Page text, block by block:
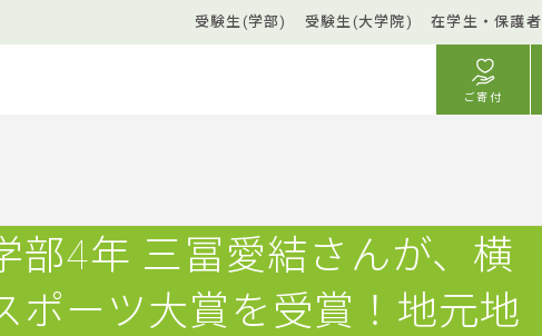
受験生(学部) 受験生(大学院) 在学生・保護者
ご寄付
部4年 三冨愛結さんが、横
ポーツ大賞を受賞！地元地